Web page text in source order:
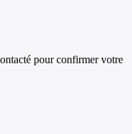
pour confirmer votre